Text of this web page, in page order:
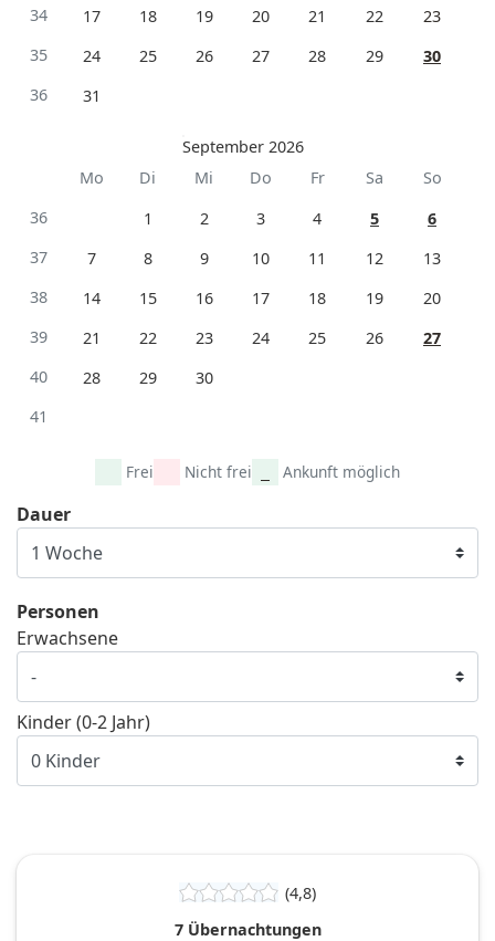
34 17 18 19 20 21 22
23
35
24 25 26 27 28 29
30
36
31
September 2026
Mo
Di Mi Do Fr Sa
So
36
1 2 3 4 5
6
37
7 8 9 10 11 12
13
38
14 15 16 17 18 19
20
39
21 22 23 24 25 26
27
40
28 29
30
41
Frei Nicht frei Ankunft möglich
Dauer
Personen
Erwachsene
Kinder (0-2 Jahr)
(4,8)
7 Übernachtungen